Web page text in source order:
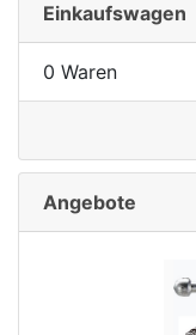
Einkaufswagen
0 Waren
Angebote